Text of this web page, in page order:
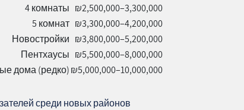
4 комнаты ₪2,500,000–3,300,000
5 комнат ₪3,300,000–4,200,000
Новостройки ₪3,800,000–5,200,000
Пентхаусы ₪5,500,000–8,000,000
дома (редко)₪5,000,000–10,000,000
среди новых районов